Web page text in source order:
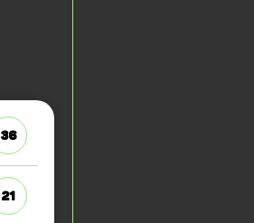
36
21